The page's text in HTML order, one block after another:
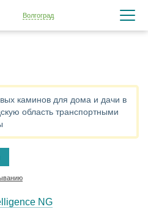
Волгоград
каминов для дома и дачи в
область транспортными
NG